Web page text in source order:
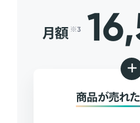
月額 ※3
+
商品が売れた